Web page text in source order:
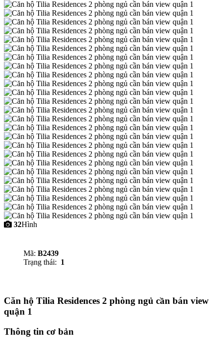
32Hình
Mã: B2439
Trạng thái: 1
Căn hộ Tilia Residences 2 phòng ngủ cần bán view
quận 1
Thông tin cơ bản